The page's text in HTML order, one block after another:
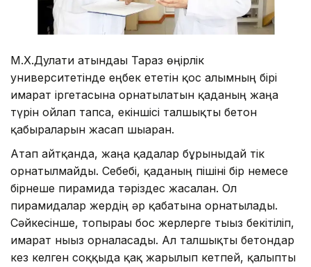
М.Х.Дулати атындағы Тараз өңірлік
университетінде еңбек ететін қос ғалымның бірі
ғимарат іргетасына орнатылатын қаданың жаңа
түрін ойлап тапса, екіншісі талшықты бетон
қабырғаларын жасап шығарған.
Атап айтқанда, жаңа қадалар бұрынғыдай тік
орнатылмайды. Себебі, қаданың пішіні бір немесе
бірнеше пирамида тәріздес жасалған. Ол
пирамидалар жердің әр қабатына орнатылады.
Сәйкесінше, топырағы бос жерлерге тығыз бекітіліп,
ғимарат нығыз орналасады. Ал талшықты бетондар
кез келген соққыда қақ жарылып кетпей, қалыпты